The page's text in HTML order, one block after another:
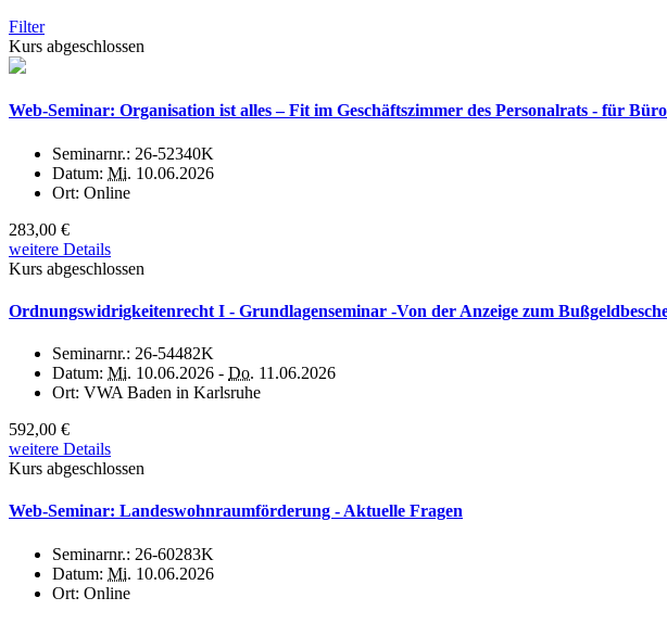
Filter
Kurs abgeschlossen
Web-Seminar: Organisation ist alles – Fit im Geschäftszimmer des Personalrats - für
Seminarnr.: 26-52340K
Datum: Mi. 10.06.2026
Ort: Online
283,00 €
weitere Details
Kurs abgeschlossen
Ordnungswidrigkeitenrecht I - Grundlagenseminar -Von der Anzeige zum
Seminarnr.: 26-54482K
Datum: Mi. 10.06.2026 - Do. 11.06.2026
Ort: VWA Baden in Karlsruhe
592,00 €
weitere Details
Kurs abgeschlossen
Web-Seminar: Landeswohnraumförderung - Aktuelle Fragen
Seminarnr.: 26-60283K
Datum: Mi. 10.06.2026
Ort: Online